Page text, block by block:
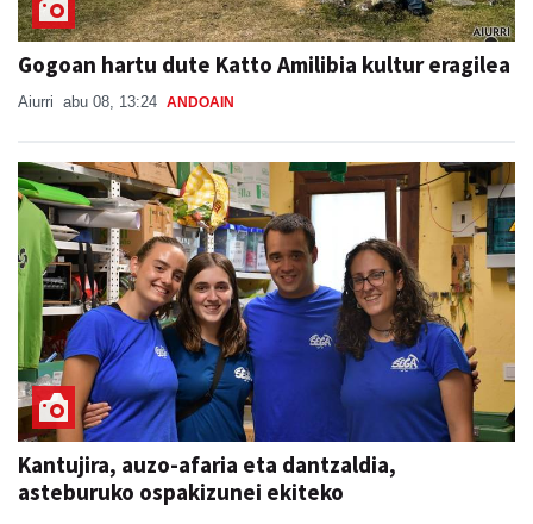
Gogoan hartu dute Katto Amilibia kultur eragilea
Aiurri abu 08, 13:24 ANDOAIN
Kantujira, auzo-afaria eta dantzaldia,
asteburuko ospakizunei ekiteko